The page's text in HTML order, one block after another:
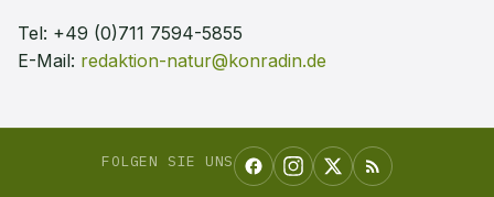
Tel: +49 (0)711 7594-5855
E-Mail: redaktion-natur@konradin.de
FOLGEN SIE UNS